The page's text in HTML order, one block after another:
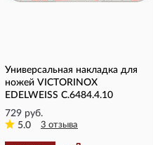
Универсальная накладка для
ножей VICTORINOX
EDELWEISS C.6484.4.10
729 руб.
5.0
3 отзыва